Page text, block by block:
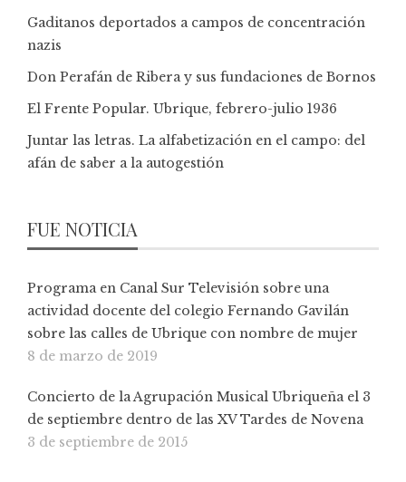
Gaditanos deportados a campos de concentración
nazis
Don Perafán de Ribera y sus fundaciones de Bornos
El Frente Popular. Ubrique, febrero-julio 1936
Juntar las letras. La alfabetización en el campo: del
afán de saber a la autogestión
FUE NOTICIA
Programa en Canal Sur Televisión sobre una
actividad docente del colegio Fernando Gavilán
sobre las calles de Ubrique con nombre de mujer
8 de marzo de 2019
Concierto de la Agrupación Musical Ubriqueña el 3
de septiembre dentro de las XV Tardes de Novena
3 de septiembre de 2015